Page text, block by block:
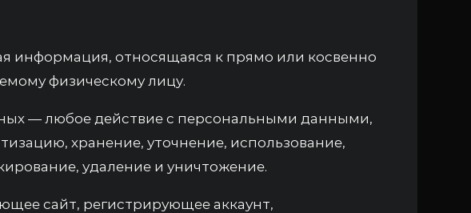
информация, относящаяся к прямо или косвенно
физическому лицу.
— любое действие с персональными данными,
хранение, уточнение, использование,
удаление и уничтожение.
сайт, регистрирующее аккаунт,